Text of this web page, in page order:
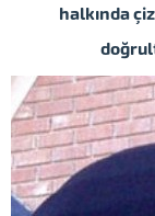
halkında